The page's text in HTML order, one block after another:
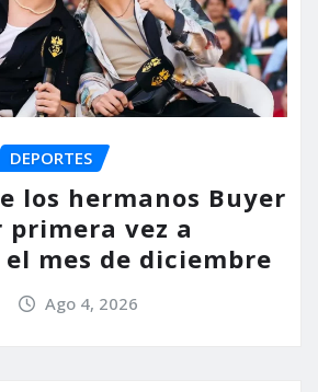
DEPORTES
los hermanos Buyer
vez a
mes de diciembre
Ago 4, 2026